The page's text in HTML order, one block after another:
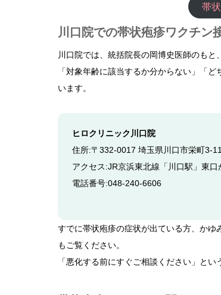
帯
川口院での帯状疱疹ワクチン
川口院では、統括院長の岡博史医師のもと、
「対象年齢に該当するか分からない」「
います。
ヒロクリニック川口院
住所:〒332-0017 埼玉県川口市栄町3-
アクセス:JR京浜東北線「川口駅」東口
電話番号:048-240-6606
すでに帯状疱疹の症状が出ている方、かゆ
もご覧ください。
「悪化する前にすぐご相談ください」と